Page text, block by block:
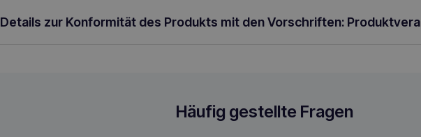
Details zur Konformität des Produkts mit den Vorschriften:
Häufig gestellte Fragen